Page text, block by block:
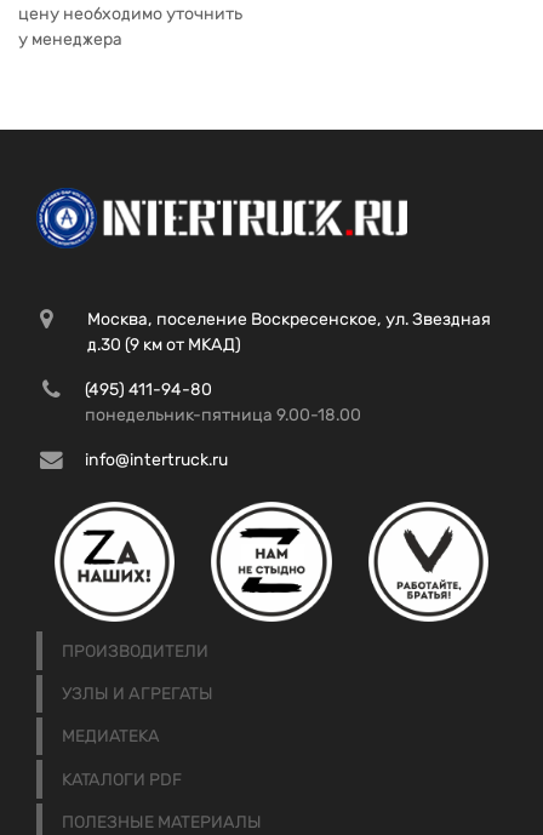
цену необходимо уточнить
у менеджера
Москва, поселение Воскресенское, ул. Звездная
д.30 (9 км от МКАД)
(495) 411-94-80
понедельник-пятница 9.00-18.00
info@intertruck.ru
ПРОИЗВОДИТЕЛИ
УЗЛЫ И АГРЕГАТЫ
МЕДИАТЕКА
КАТАЛОГИ PDF
ПОЛЕЗНЫЕ МАТЕРИАЛЫ